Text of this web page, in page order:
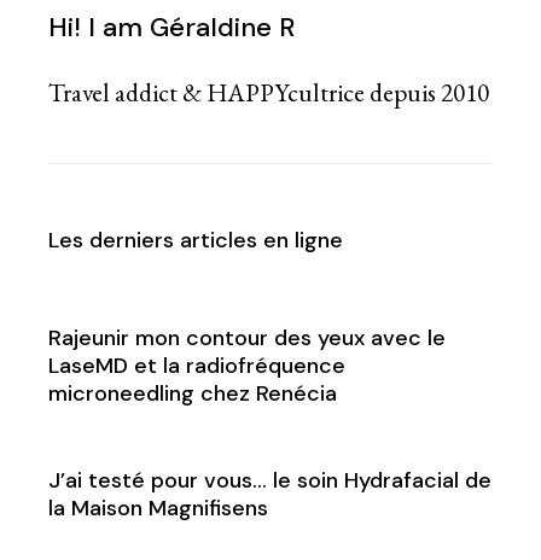
Hi! I am Géraldine R
Travel addict & HAPPYcultrice depuis 2010
Les derniers articles en ligne
Rajeunir mon contour des yeux avec le
LaseMD et la radiofréquence
microneedling chez Renécia
J’ai testé pour vous… le soin Hydrafacial de
la Maison Magnifisens